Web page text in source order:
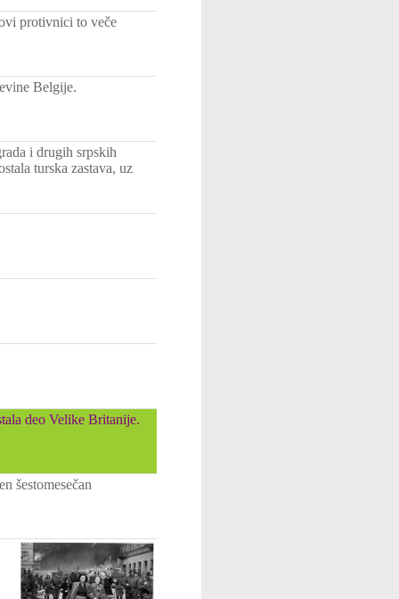
protivnici to veče
Belgije.
i drugih srpskih
turska zastava, uz
deo Velike Britanije.
šestomesečan